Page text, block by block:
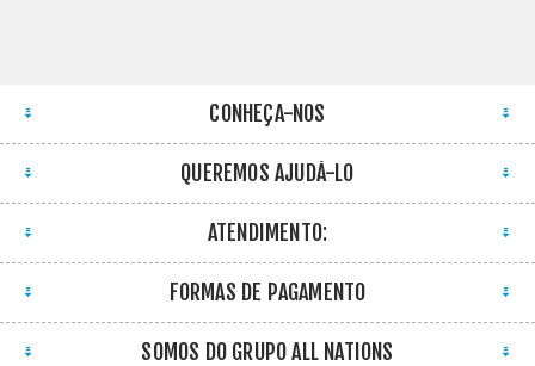
CONHEÇA-NOS
QUEREMOS AJUDÁ-LO
ATENDIMENTO:
FORMAS DE PAGAMENTO
SOMOS DO GRUPO ALL NATIONS